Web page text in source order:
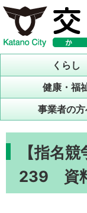
くらし
健康・福
事業者の
【指名
239 資